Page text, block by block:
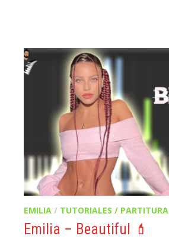
EMILIA / TUTORIALES / PARTITURA
Emilia – Beautiful 💄